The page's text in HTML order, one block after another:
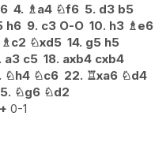
4. ♗a4 ♘f6 5. d3 b5
h6 9. c3 O-O 10. h3 ♗e6
♗c2 ♘xd5 14. g5 h5
a3 c5 18. axb4 cxb4
♘h4 ♘c6 22. ♖xa6 ♘d4
♘g6 ♘d2
0-1